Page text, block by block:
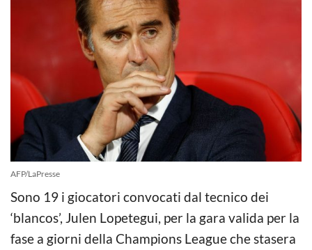
AFP/LaPresse
Sono 19 i giocatori convocati dal tecnico dei
‘blancos’, Julen Lopetegui, per la gara valida per la
fase a giorni della Champions League che stasera